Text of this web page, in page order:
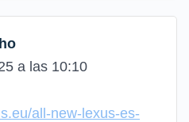
a las 10:10
all-new-lexus-es-